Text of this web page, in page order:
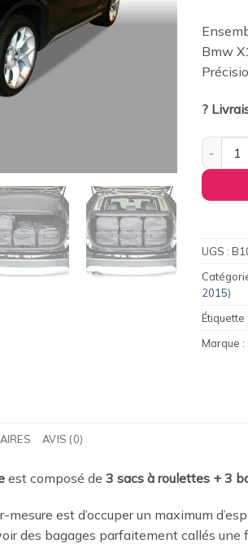
Bmw
?
UGS :
2015)
Étiquette :
Marque :
AVIS (0)
est composé de 3 sacs à roulettes + 3
est d’occuper un maximum
des bagages parfaitement callés une